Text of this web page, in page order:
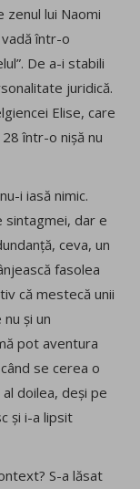
zenul lui Naomi
într-o
De a-i stabili
juridică.
Elise, care
într-o nișă nu
i iasă nimic.
sintagmei, dar e
ceva, un
fasolea
că mestecă unii
și un
pot aventura
se cerea o
doilea, deși pe
și i-a lipsit
S-a lăsat